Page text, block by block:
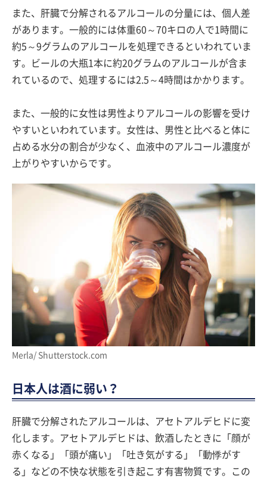
また、肝臓で分解されるアルコールの分量には、個人差
があります。一般的には体重60～70キロの人で1時間に
約5～9グラムのアルコールを処理できるといわれていま
す。ビールの大瓶1本に約20グラムのアルコールが含ま
れているので、処理するには2.5～4時間はかかります。
また、一般的に女性は男性よりアルコールの影響を受け
やすいといわれています。女性は、男性と比べると体に
占める水分の割合が少なく、血液中のアルコール濃度が
上がりやすいからです。
Merla/ Shutterstock.com
日本人は酒に弱い？
肝臓で分解されたアルコールは、アセトアルデヒドに変
化します。アセトアルデヒドは、飲酒したときに「顔が
赤くなる」「頭が痛い」「吐き気がする」「動悸がす
る」などの不快な状態を引き起こす有害物質です。この